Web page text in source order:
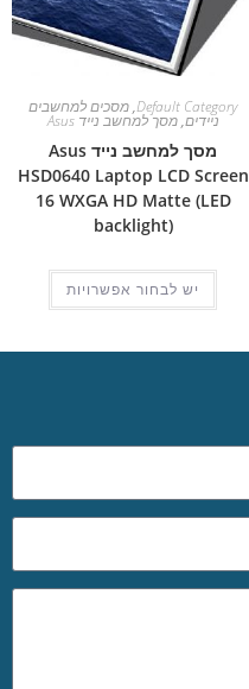
Default Category
,מסכים למחשבים
ניידים,מסך למחשב נייד Asus
מסך למחשב נייד Asus
HSD0640 Laptop LCD Screen
16 WXGA HD Matte (LED
backlight)
יש לבחור אפשרויות